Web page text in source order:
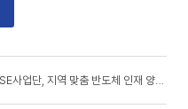
한국기술교육대 RISE사업단, 지역 맞춤 반도체 인재 양성 ‘우수’